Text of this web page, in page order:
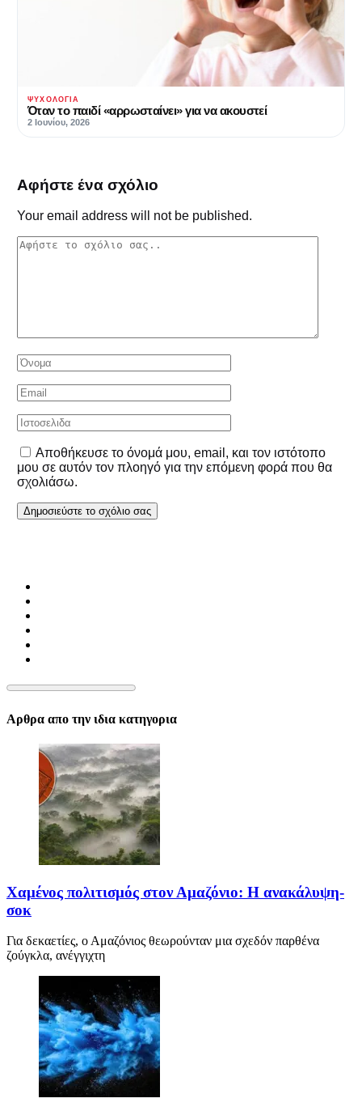
ΨΥΧΟΛΟΓΊΑ
Όταν το παιδί «αρρωσταίνει» για να ακουστεί
2 Ιουνίου, 2026
Αφήστε ένα σχόλιο
Your email address will not be published.
Αποθήκευσε το όνομά μου, email, και τον ιστότοπο
μου σε αυτόν τον πλοηγό για την επόμενη φορά που θα
σχολιάσω.
Αρθρα απο την ιδια κατηγορια
Χαμένος πολιτισμός στον Αμαζόνιο: Η ανακάλυψη-
σοκ
Για δεκαετίες, ο Αμαζόνιος θεωρούνταν μια σχεδόν παρθένα
ζούγκλα, ανέγγιχτη